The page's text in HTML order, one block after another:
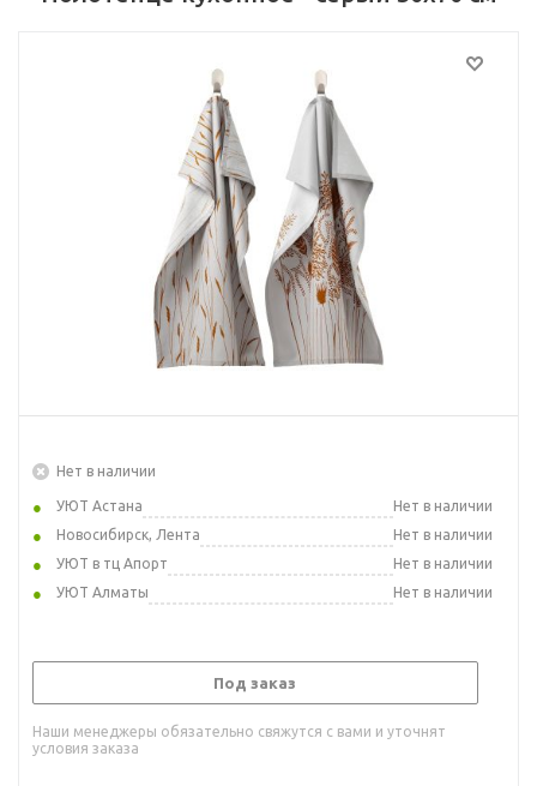
Нет в наличии
УЮТ Астана
Нет в наличии
Новосибирск, Лента
Нет в наличии
УЮТ в тц Апорт
Нет в наличии
УЮТ Алматы
Нет в наличии
Под заказ
Наши менеджеры обязательно свяжутся с вами и уточнят
условия заказа